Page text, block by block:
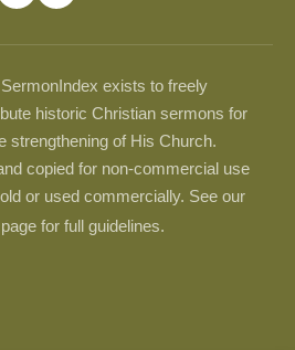
exists to freely
historic Christian sermons for
strengthening of His Church.
copied for non-commercial use
or used commercially. See our
page for full guidelines.